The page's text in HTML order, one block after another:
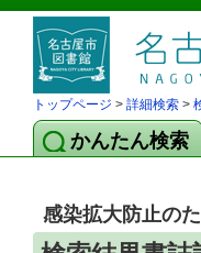
トップページ > 詳細検索 >
かんたん検索
感染拡大防止の